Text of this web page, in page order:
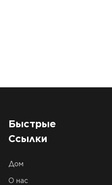
Быстрые
Ссылки
Дом
О нас